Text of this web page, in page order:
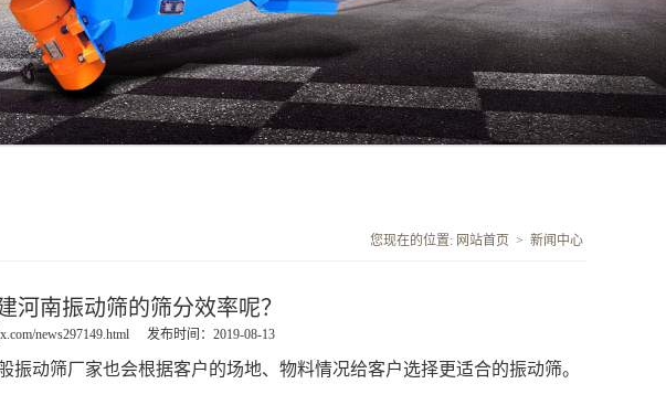
您现在的位置: 网站首页 > 新闻中心
河南振动筛的筛分效率呢？
news297149.html 发布时间：2019-08-13
动筛厂家也会根据客户的场地、物料情况给客户选择更适合的振动筛。